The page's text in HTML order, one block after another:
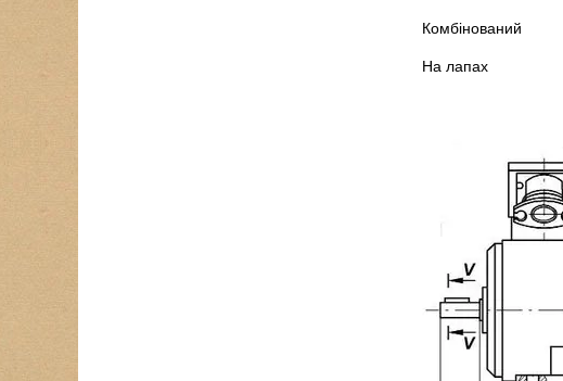
Комбінований
На лапах